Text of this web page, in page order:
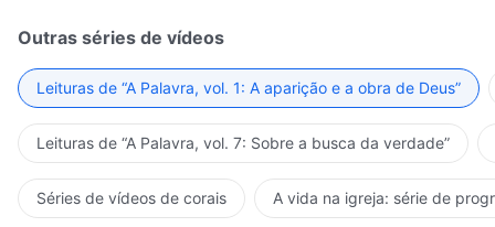
encontrou uma maneira
de sobreviver?
Outras séries de vídeos
Leituras de “A Palavra, vol. 1: A aparição e a obra de Deus”
Leituras de “A Palavra, vol. 7: Sobre a busca da verdade”
Séries de vídeos de corais A vida na igreja: série de